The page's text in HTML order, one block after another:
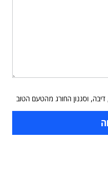
וסגנון החורג מהטעם הטוב